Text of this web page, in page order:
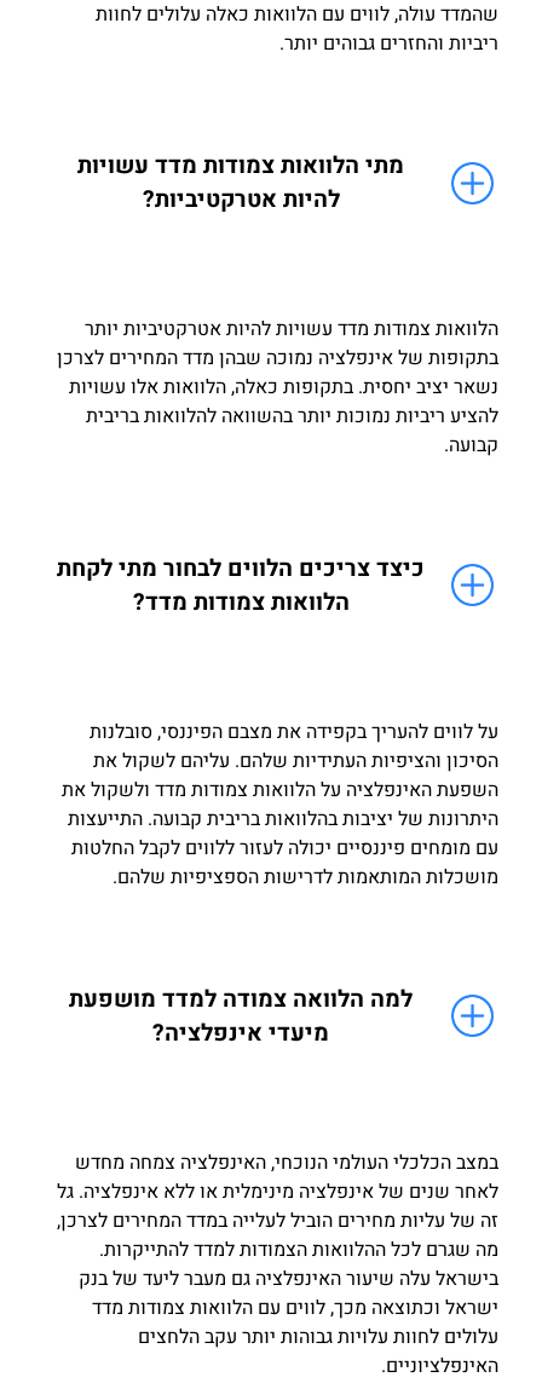
שהמדד עולה, לווים עם הלוואות כאלה עלולים לחוות
ריביות והחזרים גבוהים יותר.
מתי הלוואות צמודות מדד עשויות
להיות אטרקטיביות?
הלוואות צמודות מדד עשויות להיות אטרקטיביות יותר
בתקופות של אינפלציה נמוכה שבהן מדד המחירים לצרכן
נשאר יציב יחסית. בתקופות כאלה, הלוואות אלו עשויות
להציע ריביות נמוכות יותר בהשוואה להלוואות בריבית
קבועה.
כיצד צריכים הלווים לבחור מתי לקחת
הלוואות צמודות מדד?
על לווים להעריך בקפידה את מצבם הפיננסי, סובלנות
הסיכון והציפיות העתידיות שלהם. עליהם לשקול את
השפעת האינפלציה על הלוואות צמודות מדד ולשקול את
היתרונות של יציבות בהלוואות בריבית קבועה. התייעצות
עם מומחים פיננסיים יכולה לעזור ללווים לקבל החלטות
מושכלות המותאמות לדרישות הספציפיות שלהם.
למה הלוואה צמודה למדד מושפעת
מיעדי אינפלציה?
במצב הכלכלי העולמי הנוכחי, האינפלציה צמחה מחדש
לאחר שנים של אינפלציה מינימלית או ללא אינפלציה. גל
זה של עליות מחירים הוביל לעלייה במדד המחירים לצרכן,
מה שגרם לכל ההלוואות הצמודות למדד להתייקרות.
בישראל עלה שיעור האינפלציה גם מעבר ליעד של בנק
ישראל וכתוצאה מכך, לווים עם הלוואות צמודות מדד
עלולים לחוות עלויות גבוהות יותר עקב הלחצים
האינפלציוניים.